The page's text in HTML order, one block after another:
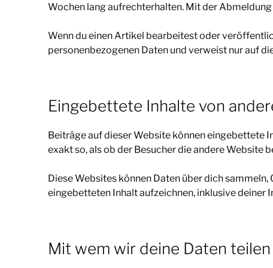
Wochen lang aufrechterhalten. Mit der
Wenn du einen Artikel bearbeitest oder
personenbezogenen Daten und verweist nur auf
Eingebettete Inhalte von
Beiträge auf dieser Website können eingebettete
exakt so, als ob der Besucher die andere Website
Diese Websites können Daten über dich
eingebetteten Inhalt aufzeichnen, inklusive deiner
Mit wem wir deine Daten teilen